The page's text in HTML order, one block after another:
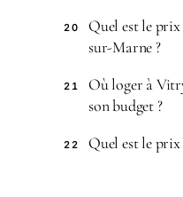
20
Quel est le
sur-Marne ?
21
Où loger à
son budget ?
22 Quel est le prix